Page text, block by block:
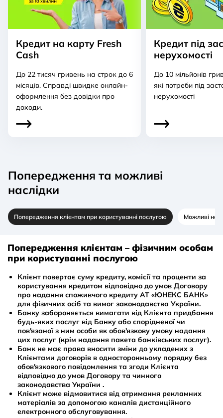
Кредит на карту Fresh
Cash
До 22 тисяч гривень на строк до 6
місяців. Справді швидке онлайн-
оформлення без довідки про
доходи.
Кредит під
нерухомості
До 10 мільйонів
які потреби під
нерухомості
Попередження та можливі
наслідки
Попередження клієнтам при користуванні послугою Можливі
Попередження клієнтам – фізичним особам
при користуванні послугою
Клієнт повертає суму кредиту, комісії та проценти за
користування кредитом відповідно до умов Договору
про надання споживчого кредиту АТ «ЮНЕКС БАНК»
для фізичних осіб та вимог законодавства України.
Банку забороняється вимагати від Клієнта придбання
будь-яких послуг від Банку або спорідненої чи
пов'язаної з ним особи як обов'язкову умову надання
цих послуг (крім надання пакета банківських послуг).
Банк не має права вносити зміни до укладених з
Клієнтами договорів в односторонньому порядку без
обов'язкового повідомлення та згоди Клієнта
відповідно до умов Договору та чинного
законодавства України .
Клієнт може відмовитися від отримання рекламних
матеріалів за допомогою каналів дистанційного
електронного обслуговування.